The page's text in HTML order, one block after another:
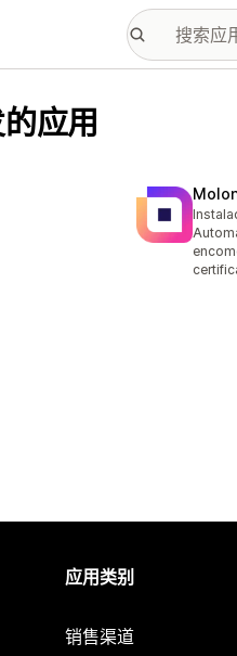
应用
应用类别
销售渠道